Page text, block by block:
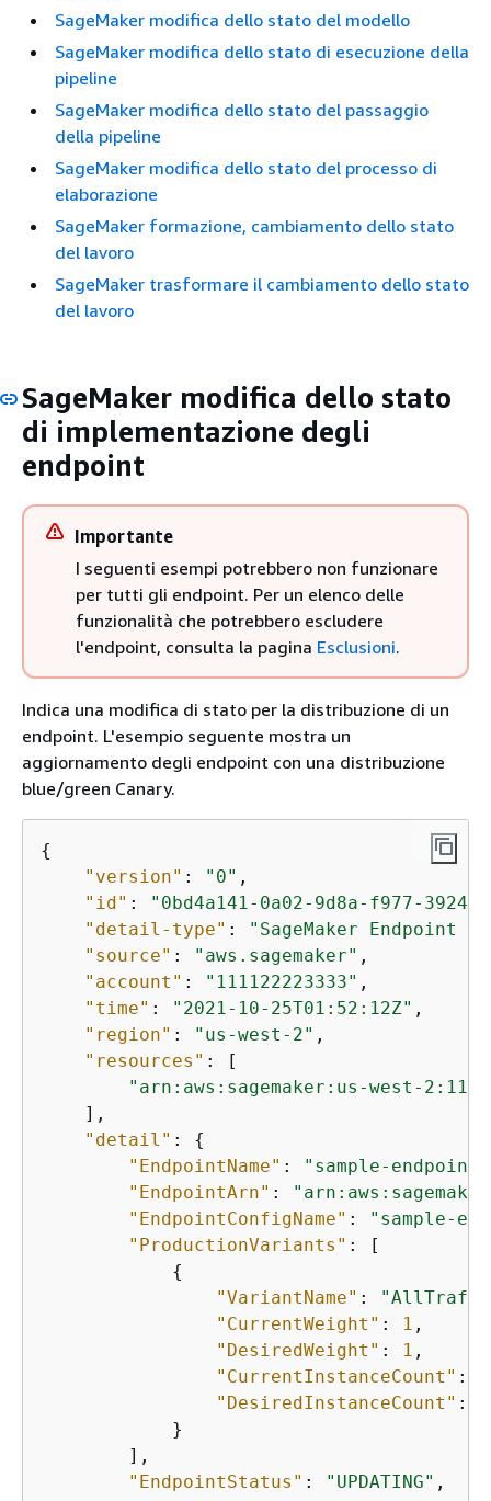
SageMaker modifica dello stato del modello
SageMaker modifica dello stato di esecuzione della
pipeline
SageMaker modifica dello stato del passaggio
della pipeline
SageMaker modifica dello stato del processo di
elaborazione
SageMaker formazione, cambiamento dello stato
del lavoro
SageMaker trasformare il cambiamento dello stato
del lavoro
SageMaker modifica dello stato
di implementazione degli
endpoint
Importante
I seguenti esempi potrebbero non funzionare
per tutti gli endpoint. Per un elenco delle
funzionalità che potrebbero escludere
l'endpoint, consulta la pagina Esclusioni.
Indica una modifica di stato per la distribuzione di un
endpoint. L'esempio seguente mostra un
aggiornamento degli endpoint con una distribuzione
blue/green Canary.
{
"version" : "0" ,
"id" :
"0bd4a141-0a02-9d8a-f977-
"detail-type" :
"SageMaker Endpoint
"source" : "aws.sagemaker" ,
"account" : "111122223333" ,
"time" : "2021-10-25T01:52:12Z" ,
"region" : "us-west-2" ,
"resources" : [
"arn:aws:sagemaker:us-west-
    ],
"detail" : {
"EndpointName" : "sample-endpoint"
"EndpointArn" :
"EndpointConfigName" :
"sample-
"ProductionVariants" : [
{
"VariantName" :
"CurrentWeight" : 1 ,
"DesiredWeight" : 1 ,
"CurrentInstanceCount" :
"DesiredInstanceCount" :
            }
        ],
"EndpointStatus" : "UPDATING" ,